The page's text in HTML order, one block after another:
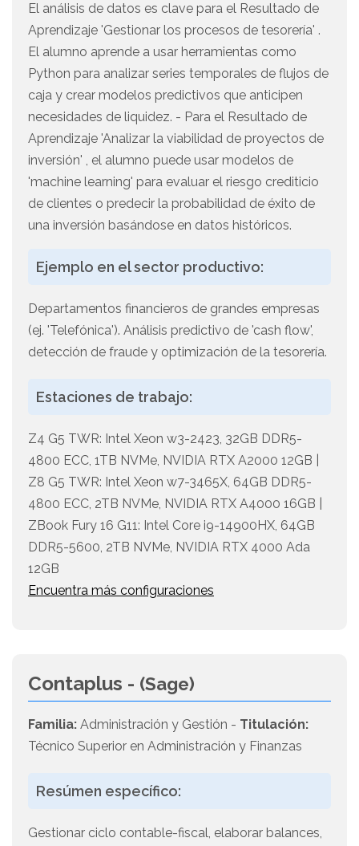
El análisis de datos es clave para el Resultado de
Aprendizaje 'Gestionar los procesos de tesorería' .
El alumno aprende a usar herramientas como
Python para analizar series temporales de flujos de
caja y crear modelos predictivos que anticipen
necesidades de liquidez. - Para el Resultado de
Aprendizaje 'Analizar la viabilidad de proyectos de
inversión' , el alumno puede usar modelos de
'machine learning' para evaluar el riesgo crediticio
de clientes o predecir la probabilidad de éxito de
una inversión basándose en datos históricos.
Ejemplo en el sector productivo:
Departamentos financieros de grandes empresas
(ej. 'Telefónica'). Análisis predictivo de 'cash flow',
detección de fraude y optimización de la tesorería.
Estaciones de trabajo:
Z4 G5 TWR: Intel Xeon w3-2423, 32GB DDR5-
4800 ECC, 1TB NVMe, NVIDIA RTX A2000 12GB |
Z8 G5 TWR: Intel Xeon w7-3465X, 64GB DDR5-
4800 ECC, 2TB NVMe, NVIDIA RTX A4000 16GB |
ZBook Fury 16 G11: Intel Core i9-14900HX, 64GB
DDR5-5600, 2TB NVMe, NVIDIA RTX 4000 Ada
12GB
Encuentra más configuraciones
Contaplus - (Sage)
Familia: Administración y Gestión - Titulación:
Técnico Superior en Administración y Finanzas
Resúmen específico:
Gestionar ciclo contable-fiscal, elaborar balances,